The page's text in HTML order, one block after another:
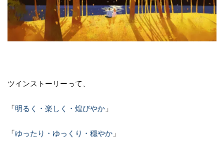
ツインストーリーって、
「明るく・楽しく・煌びやか 」
「ゆったり・ゆっくり・穏やか 」